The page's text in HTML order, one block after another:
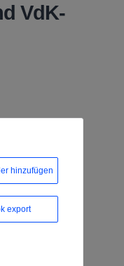
VdK-
hinzufügen
export